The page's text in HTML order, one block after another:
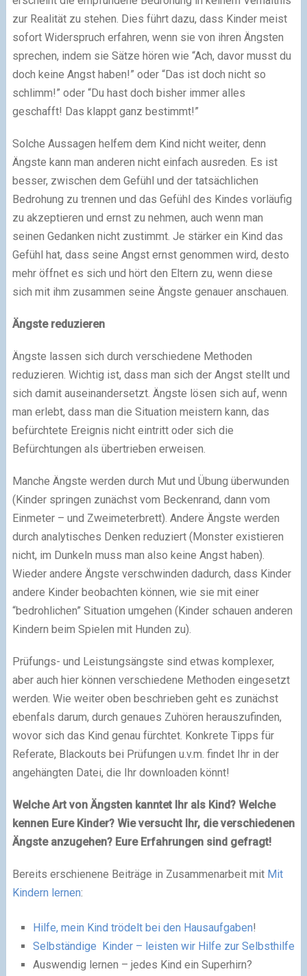
zur Realität zu stehen. Dies führt dazu, dass Kinder meist
sofort Widerspruch erfahren, wenn sie von ihren Ängsten
sprechen, indem sie Sätze hören wie “Ach, davor musst du
doch keine Angst haben!” oder “Das ist doch nicht so
schlimm!” oder “Du hast doch bisher immer alles
geschafft! Das klappt ganz bestimmt!”
Solche Aussagen helfem dem Kind nicht weiter, denn
Ängste kann man anderen nicht einfach ausreden. Es ist
besser, zwischen dem Gefühl und der tatsächlichen
Bedrohung zu trennen und das Gefühl des Kindes vorläufig
zu akzeptieren und ernst zu nehmen, auch wenn man
seinen Gedanken nicht zustimmt. Je stärker ein Kind das
Gefühl hat, dass seine Angst ernst genommen wird, desto
mehr öffnet es sich und hört den Eltern zu, wenn diese
sich mit ihm zusammen seine Ängste genauer anschauen.
Ängste reduzieren
Ängste lassen sich durch verschiedene Methoden
reduzieren. Wichtig ist, dass man sich der Angst stellt und
sich damit auseinandersetzt. Ängste lösen sich auf, wenn
man erlebt, dass man die Situation meistern kann, das
befürchtete Ereignis nicht eintritt oder sich die
Befürchtungen als übertrieben erweisen.
Manche Ängste werden durch Mut und Übung überwunden
(Kinder springen zunächst vom Beckenrand, dann vom
Einmeter – und Zweimeterbrett). Andere Ängste werden
durch analytisches Denken reduziert (Monster existieren
nicht, im Dunkeln muss man also keine Angst haben).
Wieder andere Ängste verschwinden dadurch, dass Kinder
andere Kinder beobachten können, wie sie mit einer
“bedrohlichen” Situation umgehen (Kinder schauen anderen
Kindern beim Spielen mit Hunden zu).
Prüfungs- und Leistungsängste sind etwas komplexer,
aber auch hier können verschiedene Methoden eingesetzt
werden. Wie weiter oben beschrieben geht es zunächst
ebenfals darum, durch genaues Zuhören herauszufinden,
wovor sich das Kind genau fürchtet. Konkrete Tipps für
Referate, Blackouts bei Prüfungen u.v.m. findet Ihr in der
angehängten Datei, die Ihr downloaden könnt!
Welche Art von Ängsten kanntet Ihr als Kind? Welche
kennen Eure Kinder? Wie versucht Ihr, die verschiedenen
Ängste anzugehen? Eure Erfahrungen sind gefragt!
Bereits erschienene Beiträge in Zusammenarbeit mit Mit
Kindern lernen:
Hilfe, mein Kind trödelt bei den Hausaufgaben!
Selbständige Kinder – leisten wir Hilfe zur Selbsthilfe
Auswendig lernen – jedes Kind ein Superhirn?